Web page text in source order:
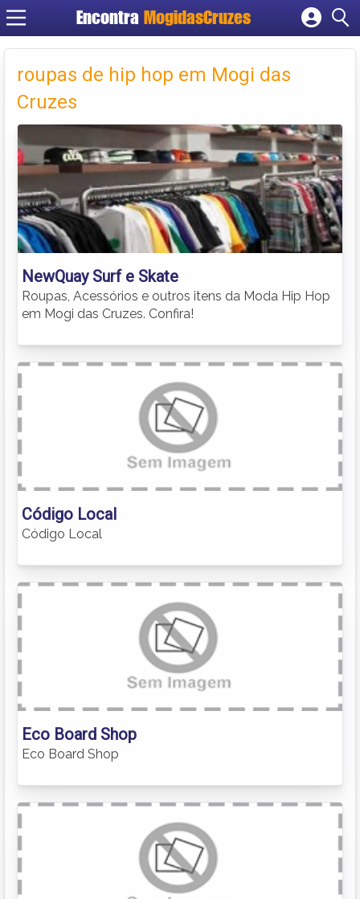
Encontra MogidasCruzes
Cadastrar empresa
Criar conta
roupas de hip hop em Mogi das
Cruzes
NewQuay Surf e Skate
Roupas, Acessórios e outros itens da Moda Hip Hop
em Mogi das Cruzes. Confira!
Código Local
Código Local
Eco Board Shop
Eco Board Shop